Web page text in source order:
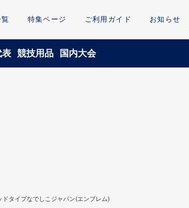
特集ページ ご利用ガイド お知らせ
表 競技用品 国内大会
ドタイプなでしこジャパン(エンブレム)